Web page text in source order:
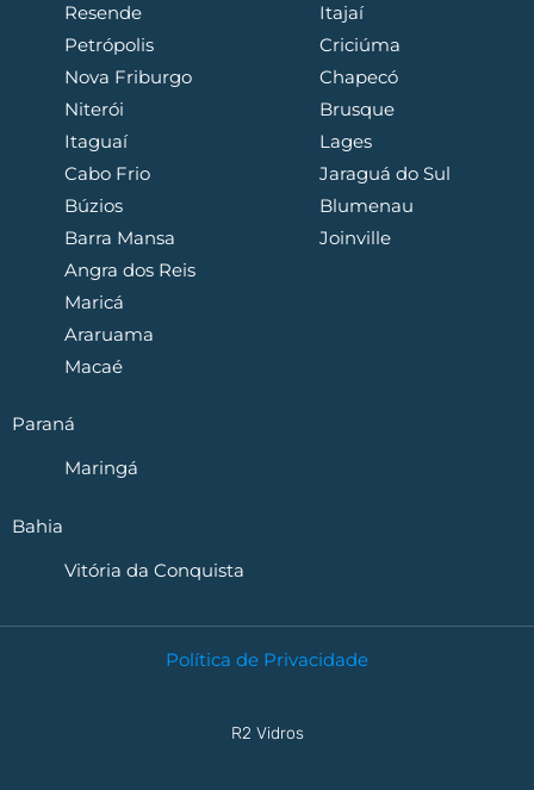
Resende
Petrópolis
Nova Friburgo
Niterói
Itaguaí
Cabo Frio
Búzios
Barra Mansa
Angra dos Reis
Maricá
Araruama
Macaé
Itajaí
Criciúma
Chapecó
Brusque
Lages
Jaraguá do Sul
Blumenau
Joinville
Paraná
Maringá
Bahia
Vitória da Conquista
Política de Privacidade
R2 Vidros